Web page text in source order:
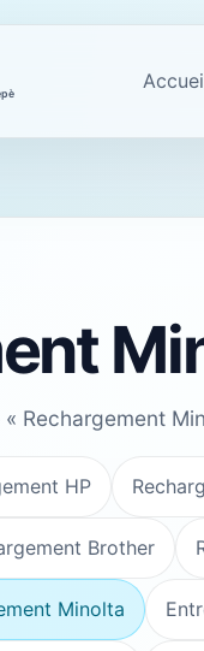
Rechargement
HP
Brother
Minolta